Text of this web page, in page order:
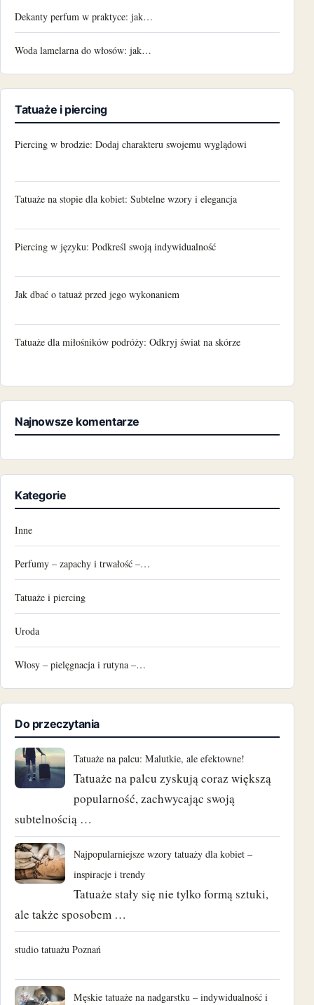
Dekanty perfum w praktyce: jak…
Woda lamelarna do włosów: jak…
Tatuaże i piercing
Piercing w brodzie: Dodaj charakteru swojemu wyglądowi
Tatuaże na stopie dla kobiet: Subtelne wzory i elegancja
Piercing w języku: Podkreśl swoją indywidualność
Jak dbać o tatuaż przed jego wykonaniem
Tatuaże dla miłośników podróży: Odkryj świat na skórze
Najnowsze komentarze
Kategorie
Inne
Perfumy – zapachy i trwałość –…
Tatuaże i piercing
Uroda
Włosy – pielęgnacja i rutyna –…
Do przeczytania
Tatuaże na palcu: Malutkie, ale efektowne!
Tatuaże na palcu zyskują coraz większą
popularność, zachwycając swoją
subtelnością …
Najpopularniejsze wzory tatuaży dla kobiet –
inspiracje i trendy
Tatuaże stały się nie tylko formą sztuki,
ale także sposobem …
studio tatuażu Poznań
Męskie tatuaże na nadgarstku – indywidualność i